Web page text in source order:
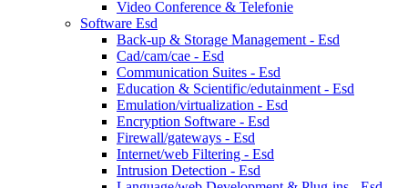
Video Conference & Telefonie
Software Esd
Back-up & Storage Management - Esd
Cad/cam/cae - Esd
Communication Suites - Esd
Education & Scientific/edutainment - Esd
Emulation/virtualization - Esd
Encryption Software - Esd
Firewall/gateways - Esd
Internet/web Filtering - Esd
Intrusion Detection - Esd